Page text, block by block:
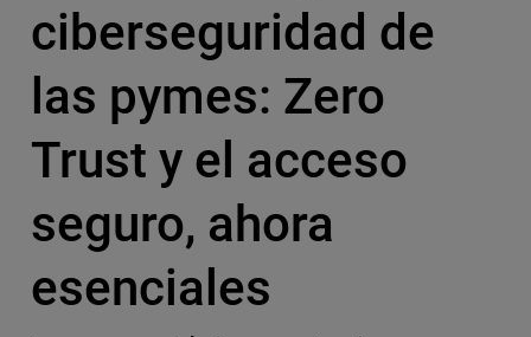
ciberseguridad de
las pymes: Zero
Trust y el acceso
seguro, ahora
esenciales